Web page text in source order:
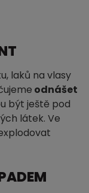
laků na vlasy
odnášet
být ještě pod
látek. Ve